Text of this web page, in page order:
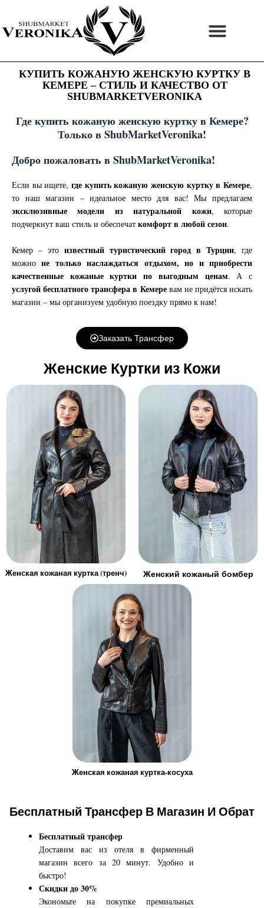
содержимому
КУПИТЬ КОЖАНУЮ ЖЕНСКУЮ КУРТКУ В
КЕМЕРЕ – СТИЛЬ И КАЧЕСТВО ОТ
SHUBMARKETVERONIKA
Где купить кожаную женскую куртку в Кемере?
Только в ShubMarketVeronika!
Добро пожаловать в ShubMarketVeronika!
Если вы ищете, где купить кожаную женскую куртку в Кемере,
то наш магазин – идеальное место для вас! Мы предлагаем
эксклюзивные модели из натуральной кожи, которые
подчеркнут ваш стиль и обеспечат комфорт в любой сезон.
Кемер – это известный туристический город в Турции, где
можноне только наслаждаться отдыхом, но и приобрести
качественные кожаные куртки по выгодным ценам. А с
услугой бесплатного трансфера в Кемеревам не придётся искать
магазин – мы организуем удобную поездку прямо к нам!
Заказать Трансфер
Женские Куртки из Кожи
Женская кожаная куртка (тренч) Женский кожаный бомбер
Женская кожаная куртка-косуха
Бесплатный Трансфер В Магазин И Обрат
Бесплатный трансфер
Доставим вас из отеля в фирменный
магазин всего за 20 минут. Удобно и
быстро!
Скидки до 30%
Экономьте на покупке премиальных